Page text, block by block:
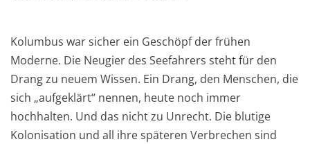
Kolumbus war sicher ein Geschöpf der frühen
Moderne. Die Neugier des Seefahrers steht für den
Drang zu neuem Wissen. Ein Drang, den Menschen, die
sich „aufgeklärt“ nennen, heute noch immer
hochhalten. Und das nicht zu Unrecht. Die blutige
Kolonisation und all ihre späteren Verbrechen sind